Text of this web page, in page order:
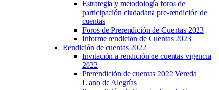
Estrategia y metodología foros de
participación ciudadana pre-rendición de
cuentas
Foros de Prerendición de Cuentas 2023
Informe rendición de Cuentas 2023
Rendición de cuentas 2022
Invitación a rendición de cuentas vigencia
2022
Prerendición de cuentas 2022 Vereda
Llano de Alegrías